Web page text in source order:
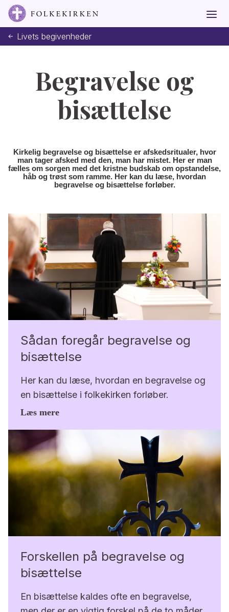
Livets begivenheder
Begravelse og
bisættelse
Kirkelig begravelse og bisættelse er afskedsritualer, hvor
man tager afsked med den, man har mistet. Her er man
fælles om sorgen med det kristne budskab om opstandelse,
håb og trøst som ramme. Her kan du læse, hvordan
begravelse og bisættelse forløber.
Sådan foregår begravelse og
bisættelse
Her kan du læse, hvordan en begravelse og
en bisættelse i folkekirken forløber.
Læs mere
Forskellen på begravelse og
bisættelse
En bisættelse kaldes ofte en begravelse,